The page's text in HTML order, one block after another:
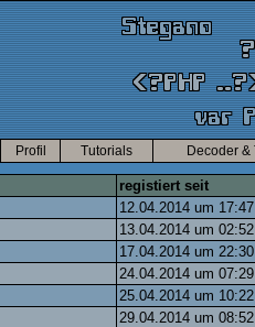
Profil Tutorials Decoder &
registiert seit
12.04.2014 um
13.04.2014 um
17.04.2014 um
24.04.2014 um
25.04.2014 um
29.04.2014 um